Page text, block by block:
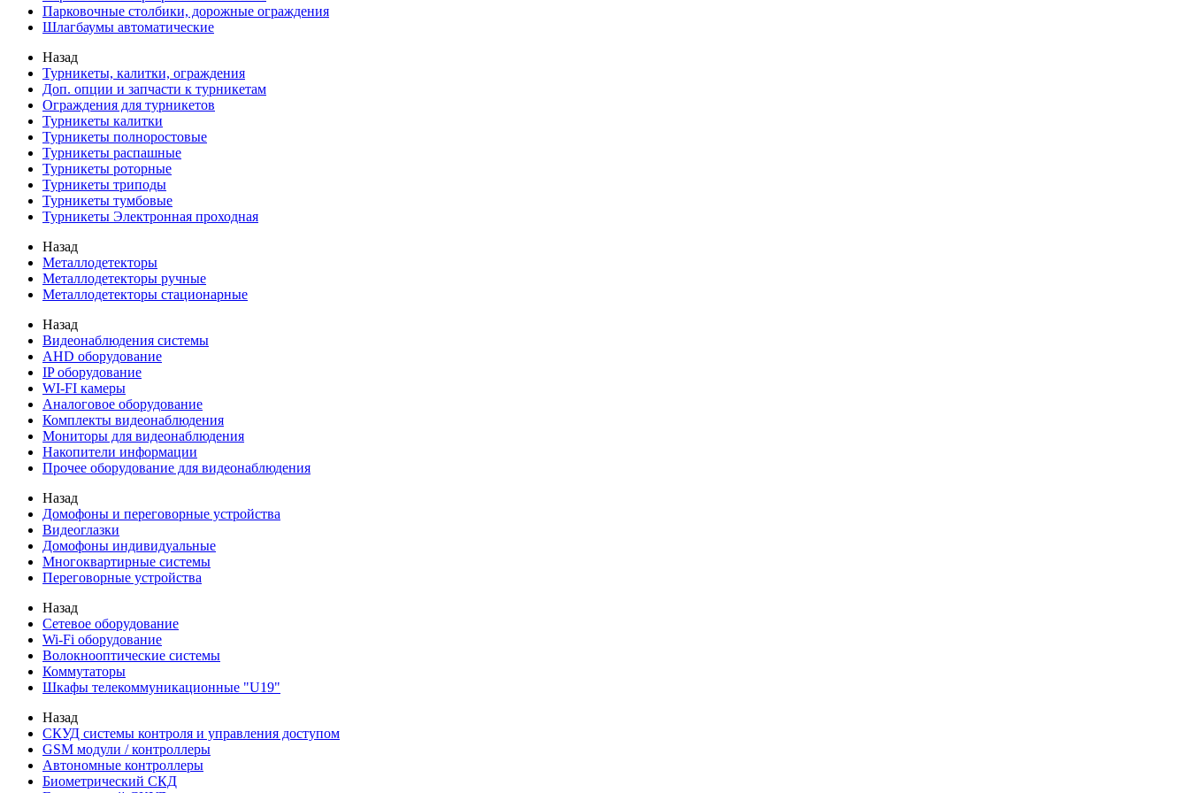
Парковочные столбики, дорожные ограждения
Шлагбаумы автоматические
Назад
Турникеты, калитки, ограждения
Доп. опции и запчасти к турникетам
Ограждения для турникетов
Турникеты калитки
Турникеты полноростовые
Турникеты распашные
Турникеты роторные
Турникеты триподы
Турникеты тумбовые
Турникеты Электронная проходная
Назад
Металлодетекторы
Металлодетекторы ручные
Металлодетекторы стационарные
Назад
Видеонаблюдения cистемы
AHD оборудование
IP оборудование
WI-FI камеры
Аналоговое оборудование
Комплекты видеонаблюдения
Мониторы для видеонаблюдения
Накопители информации
Прочее оборудование для видеонаблюдения
Назад
Домофоны и переговорные устройства
Видеоглазки
Домофоны индивидуальные
Многоквартирные системы
Переговорные устройства
Назад
Сетевое оборудование
Wi-Fi оборудование
Волокнооптические системы
Коммутаторы
Шкафы телекоммуникационные "U19"
Назад
СКУД системы контроля и управления доступом
GSM модули / контроллеры
Автономные контроллеры
Биометрический СКД